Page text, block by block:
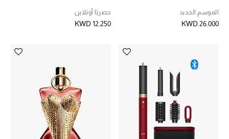
الحقائب النسائية
حقائب رجالية
حقائب الأطفال
أبرز المصممين
الموسم الجديد
KWD 26.000
حصريًا أونلاين
KWD 12.250